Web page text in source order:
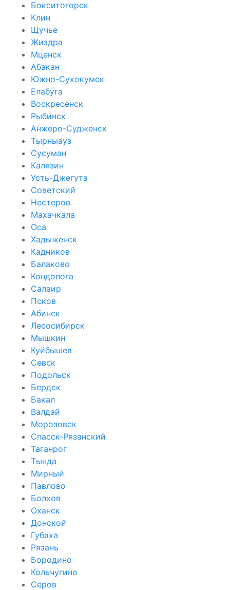
Бокситогорск
Клин
Щучье
Жиздра
Мценск
Абакан
Южно-Сухокумск
Елабуга
Воскресенск
Рыбинск
Анжеро-Судженск
Тырныауз
Сусуман
Калязин
Усть-Джегута
Советский
Нестеров
Махачкала
Оса
Хадыженск
Кадников
Балаково
Кондопога
Салаир
Псков
Абинск
Лесосибирск
Мышкин
Куйбышев
Севск
Подольск
Бердск
Бакал
Валдай
Морозовск
Спасск-Рязанский
Таганрог
Тында
Мирный
Павлово
Болхов
Оханск
Донской
Губаха
Рязань
Бородино
Кольчугино
Серов